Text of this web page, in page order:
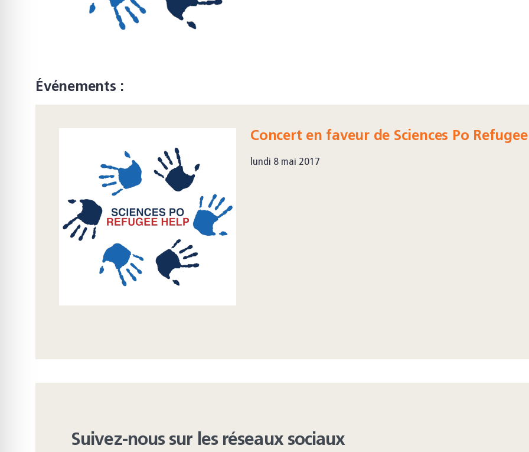
Événements :
Concert en faveur de Sciences Po
lundi 8 mai 2017
Suivez-nous sur les réseaux sociaux